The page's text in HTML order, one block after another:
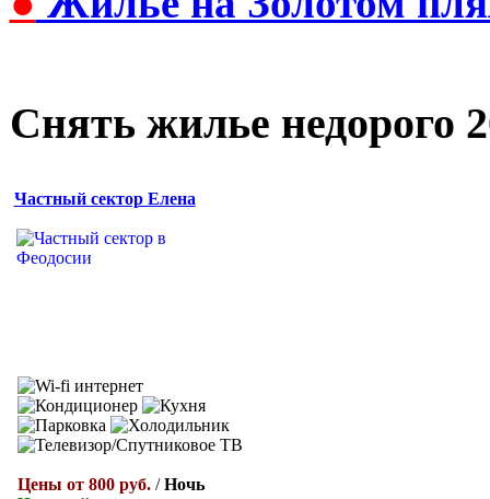
Снять жилье недорого
Частный сектор Елена
Цены от 800 руб./Ночь